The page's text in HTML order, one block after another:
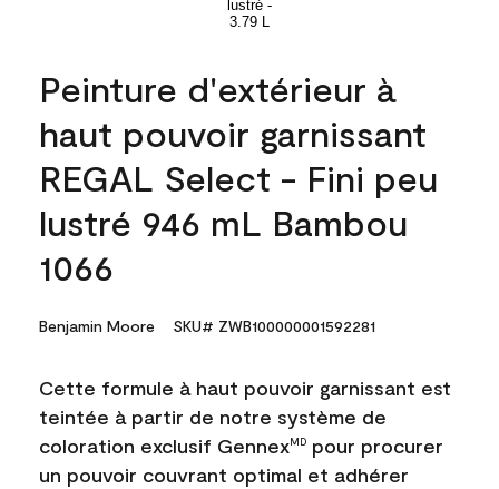
Peinture d'extérieur à
haut pouvoir garnissant
REGAL Select - Fini peu
lustré 946 mL Bambou
1066
Benjamin Moore SKU# ZWB100000001592281
Cette formule à haut pouvoir garnissant est
teintée à partir de notre système de
coloration exclusif GennexMD pour procurer
un pouvoir couvrant optimal et adhérer